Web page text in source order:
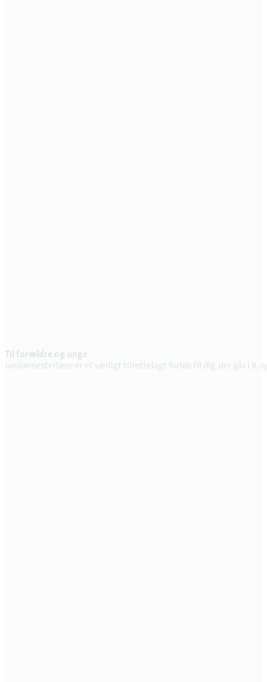
Til forældre og unge
Juniormesterlære er et særligt tilrettelagt forløb til dig, der går i 8.